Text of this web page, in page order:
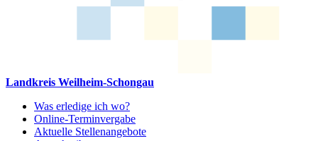
Landkreis Weilheim-Schongau
Was erledige ich wo?
Online-Terminvergabe
Aktuelle Stellenangebote